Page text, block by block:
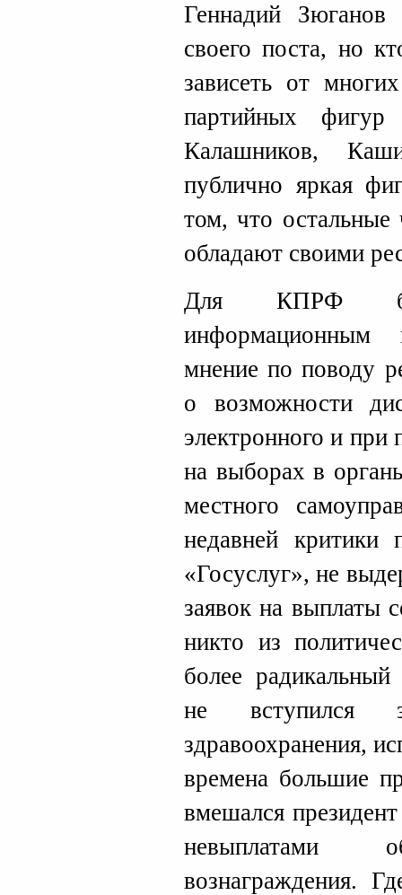
Геннадий
своего поста, но
зависеть от
партийных
Калашников,
публично яркая
том, что
обладают своими
Для КПРФ
информационным
мнение по поводу
о возможности
электронного и
на выборах в
местного
недавней критики
«Госуслуг», не
заявок на выплаты
никто из
более
не вступился
здравоохранения,
времена большие
вмешался
невыплатами
вознаграждения.